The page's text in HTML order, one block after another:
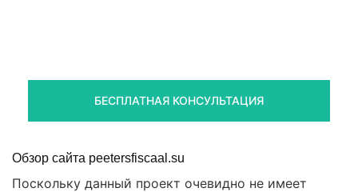
БЕСПЛАТНАЯ КОНСУЛЬТАЦИЯ
Обзор сайта peetersfiscaal.su
Поскольку данный проект очевидно не имеет